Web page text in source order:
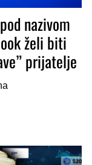
nazivom
želi biti
prijatelje